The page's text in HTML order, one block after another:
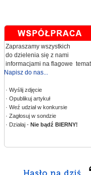
Zapraszamy wszystkich
do dzielenia się z nami
informacjami na flagowe
Napisz do nas...
· Wyślij zdjęcie
· Opublikuj artykuł
· Weź udział w konkursie
· Zagłosuj w sondzie
· Działaj - Nie bądź BIERNY!